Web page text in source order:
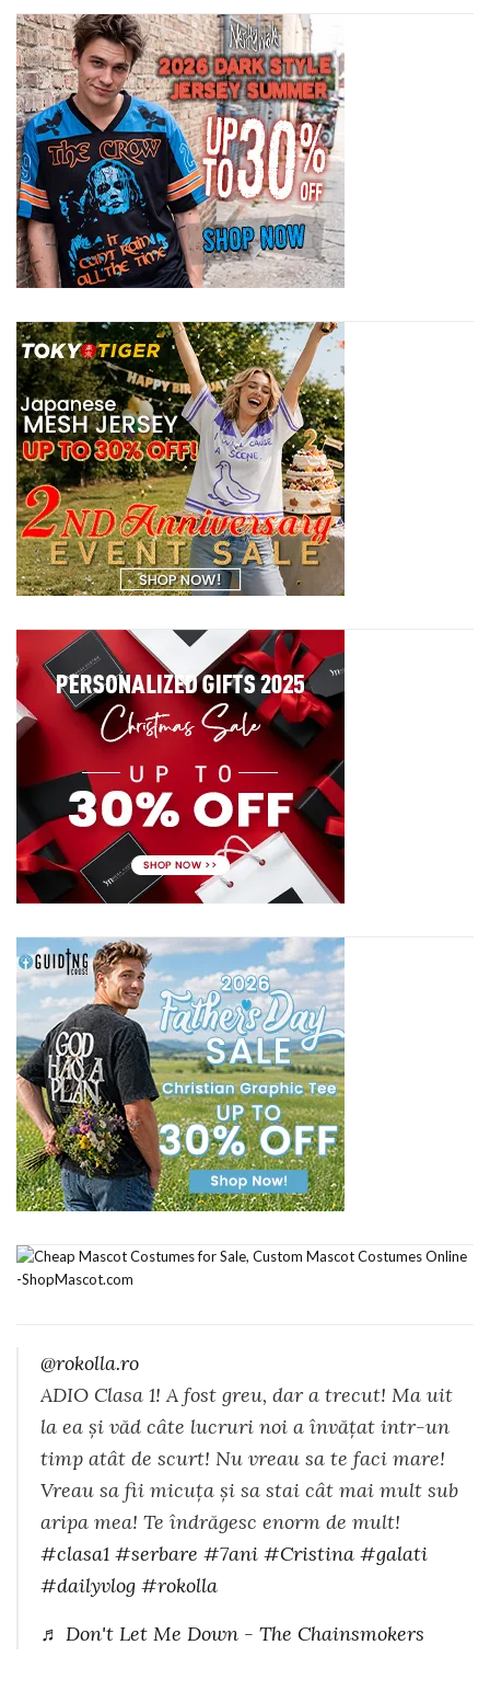
@rokolla.ro
ADIO Clasa 1! A fost greu, dar a trecut! Ma uit
la ea și văd câte lucruri noi a învățat intr-un
timp atât de scurt! Nu vreau sa te faci mare!
Vreau sa fii micuța și sa stai cât mai mult sub
aripa mea! Te îndrăgesc enorm de mult!
#clasa1 #serbare #7ani #Cristina #galati
#dailyvlog #rokolla
♬ Don't Let Me Down - The Chainsmokers